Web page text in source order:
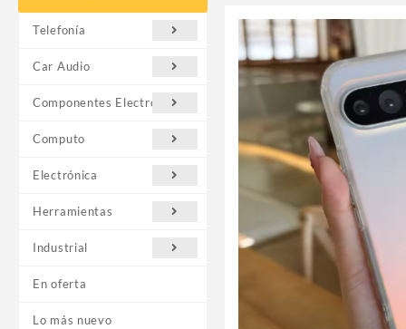
Telefonía
Car Audio
Componentes Electrónicos
Computo
Electrónica
Herramientas
Industrial
En oferta
Lo más nuevo